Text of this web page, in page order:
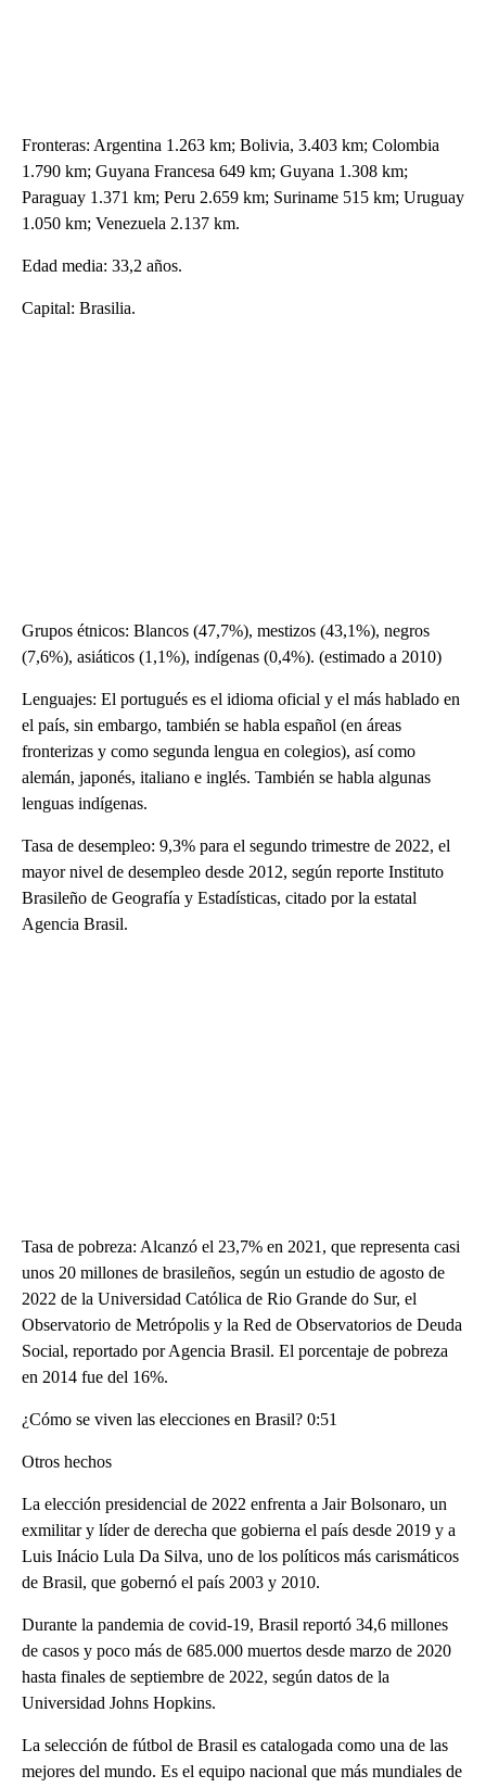
Fronteras: Argentina 1.263 km; Bolivia, 3.403 km; Colombia
1.790 km; Guyana Francesa 649 km; Guyana 1.308 km;
Paraguay 1.371 km; Peru 2.659 km; Suriname 515 km; Uruguay
1.050 km; Venezuela 2.137 km.
Edad media: 33,2 años.
Capital: Brasilia.
Grupos étnicos: Blancos (47,7%), mestizos (43,1%), negros
(7,6%), asiáticos (1,1%), indígenas (0,4%). (estimado a 2010)
Lenguajes: El portugués es el idioma oficial y el más hablado en
el país, sin embargo, también se habla español (en áreas
fronterizas y como segunda lengua en colegios), así como
alemán, japonés, italiano e inglés. También se habla algunas
lenguas indígenas.
Tasa de desempleo: 9,3% para el segundo trimestre de 2022, el
mayor nivel de desempleo desde 2012, según reporte Instituto
Brasileño de Geografía y Estadísticas, citado por la estatal
Agencia Brasil.
Tasa de pobreza: Alcanzó el 23,7% en 2021, que representa casi
unos 20 millones de brasileños, según un estudio de agosto de
2022 de la Universidad Católica de Rio Grande do Sur, el
Observatorio de Metrópolis y la Red de Observatorios de Deuda
Social, reportado por Agencia Brasil. El porcentaje de pobreza
en 2014 fue del 16%.
¿Cómo se viven las elecciones en Brasil? 0:51
Otros hechos
La elección presidencial de 2022 enfrenta a Jair Bolsonaro, un
exmilitar y líder de derecha que gobierna el país desde 2019 y a
Luis Inácio Lula Da Silva, uno de los políticos más carismáticos
de Brasil, que gobernó el país 2003 y 2010.
Durante la pandemia de covid-19, Brasil reportó 34,6 millones
de casos y poco más de 685.000 muertos desde marzo de 2020
hasta finales de septiembre de 2022, según datos de la
Universidad Johns Hopkins.
La selección de fútbol de Brasil es catalogada como una de las
mejores del mundo. Es el equipo nacional que más mundiales de